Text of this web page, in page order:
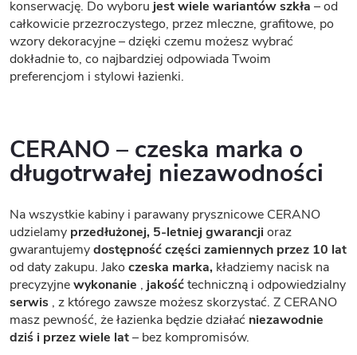
konserwację. Do wyboru jest wiele wariantów szkła – od
całkowicie przezroczystego, przez mleczne, grafitowe, po
wzory dekoracyjne – dzięki czemu możesz wybrać
dokładnie to, co najbardziej odpowiada Twoim
preferencjom i stylowi łazienki.
CERANO – czeska marka o
długotrwałej niezawodności
Na wszystkie kabiny i parawany prysznicowe CERANO
udzielamy przedłużonej, 5-letniej gwarancjioraz
gwarantujemydostępność części zamiennych przez 10 lat
od daty zakupu. Jako czeska marka, kładziemy nacisk na
precyzyjnewykonanie , jakośćtechniczną i odpowiedzialny
serwis , z którego zawsze możesz skorzystać. Z CERANO
masz pewność, że łazienka będzie działać niezawodnie
dziś i przez wiele lat– bez kompromisów.